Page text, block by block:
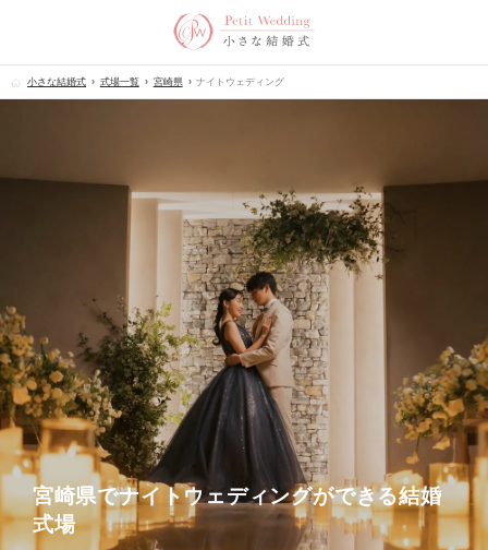
小さな結婚式 式場一覧 宮崎県 ナイトウェディング
宮崎県でナイトウェディングができる結婚
式場